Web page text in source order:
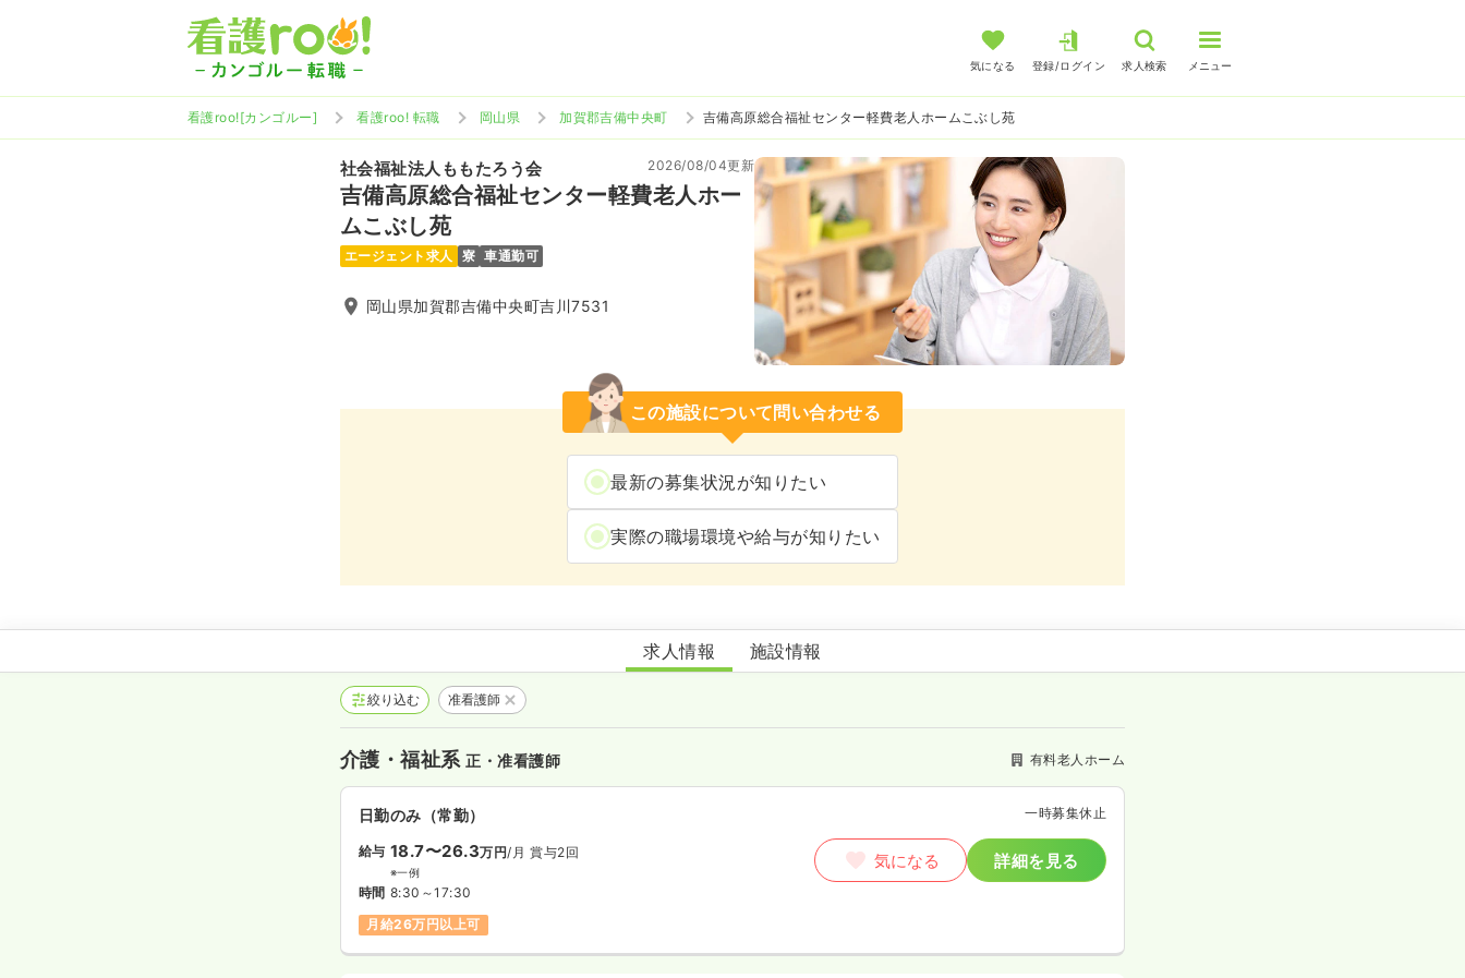
気になる 登録/ログイン 求人検索 メニュー
看護roo![カンゴルー] 看護roo! 転職 岡山県 加賀郡吉備中央町 吉備高原総合福祉センター軽費老人ホームこぶし苑
社会福祉法人ももたろう会
吉備高原総合福祉センター軽費老人ホー
ムこぶし苑
2026/08/04更新
エージェント求人 寮 車通勤可
岡山県加賀郡吉備中央町吉川7531
この施設について問い合わせる
最新の募集状況が知りたい
実際の職場環境や給与が知りたい
吉備高原総合福祉センター軽費老人ホームこぶし苑
求人情報 施設情報
絞り込む 准看護師
介護・福祉系正・准看護師 有料老人ホーム
日勤のみ（常勤） 一時募集休止
給与 18.7〜26.3万円/月 賞与2回
※一例
時間 8:30～17:30
月給26万円以上可
気になる 詳細を見る